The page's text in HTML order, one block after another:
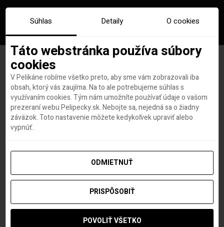
PONUKA DŇA: All inclusive v
Tunisku so slovenským
delegátom za 418 €
autorMichal Havel 23. JÚLA 2019
Súhlas Detaily O cookies
Táto webstránka používa súbory
cookies
V Pelikáne robíme všetko preto, aby sme vám zobrazovali iba
obsah, ktorý vás zaujíma. Na to ale potrebujeme súhlas s
využívaním cookies. Tým nám umožníte používať údaje o vašom
prezeraní webu Pelipecky.sk. Nebojte sa, nejedná sa o žiadny
záväzok. Toto nastavenie môžete kedykoľvek upraviť alebo
vypnúť.
ODMIETNUŤ
PRISPÔSOBIŤ
POVOLIŤ VŠETKO